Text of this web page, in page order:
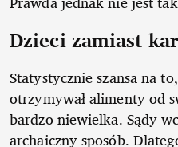
Dzieci zamiast
Statystycznie szansa na
otrzymywał alimenty od
bardzo niewielka. Sądy
archaiczny sposób.